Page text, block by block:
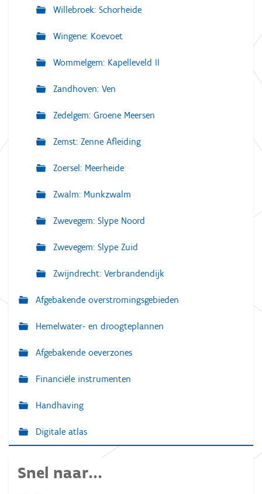
Willebroek: Schorheide
Wingene: Koevoet
Wommelgem: Kapelleveld II
Zandhoven: Ven
Zedelgem: Groene Meersen
Zemst: Zenne Afleiding
Zoersel: Meerheide
Zwalm: Munkzwalm
Zwevegem: Slype Noord
Zwevegem: Slype Zuid
Zwijndrecht: Verbrandendijk
Afgebakende overstromingsgebieden
Hemelwater- en droogteplannen
Afgebakende oeverzones
Financiële instrumenten
Handhaving
Digitale atlas
Snel naar...